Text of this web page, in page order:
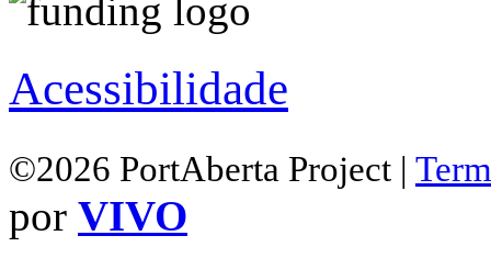
Acessibilidade
©2026 PortAberta Project |
por VIVO